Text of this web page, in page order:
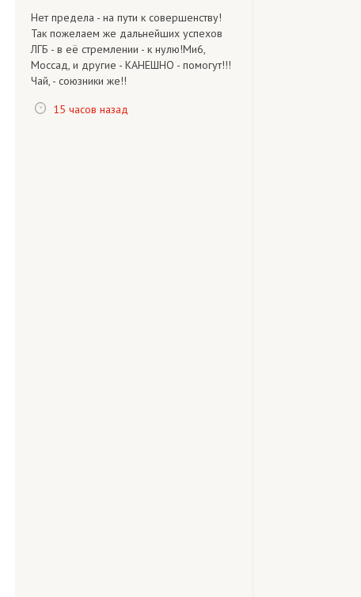
Нет предела - на пути к совершенству!
Так пожелаем же дальнейших успехов
ЛГБ - в её стремлении - к нулю!Ми6,
Моссад, и другие - КАНЕШНО - помогут!!!
Чай, - союзники же!!
15 часов назад